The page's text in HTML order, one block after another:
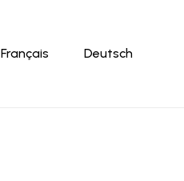
Français Deutsch